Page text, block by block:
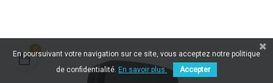
0
En poursuivant votre navigation sur ce site, vous acceptez notre politique
de confidentialité. En savoir plus. Accepter